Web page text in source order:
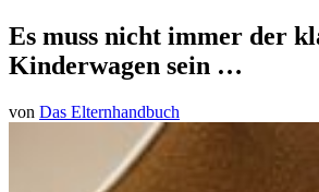
Es muss nicht immer der
Kinderwagen sein …
von Das Elternhandbuch